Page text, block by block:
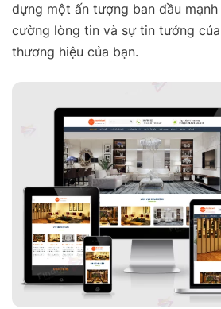
dựng một ấn tượng ban đầu
cường lòng tin và sự tin tưởng
thương hiệu của bạn.